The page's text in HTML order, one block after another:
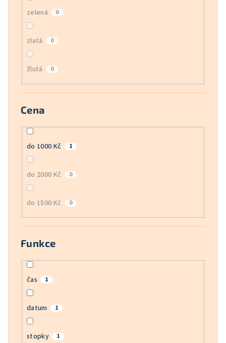
zelená 0
zlatá 0
žlutá 0
Cena
do 1000 Kč 1
do 2000 Kč 0
do 1500 Kč 0
Funkce
čas 1
datum 1
stopky 1